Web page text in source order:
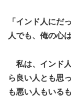
「インド人にだ
人でも、俺の心
私は、インド
ら良い人とも思
も悪い人もいる